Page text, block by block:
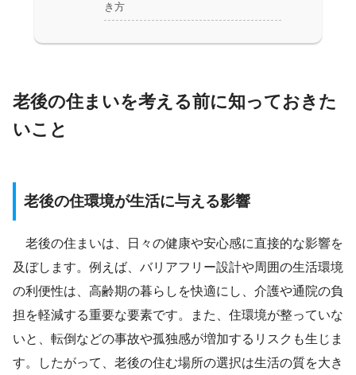
き方
老後の住まいを考える前に知っておきた
いこと
老後の住環境が生活に与える影響
老後の住まいは、日々の健康や安心感に直接的な影響を
及ぼします。例えば、バリアフリー設計や周囲の生活環境
の利便性は、高齢期の暮らしを快適にし、介護や通院の負
担を軽減する重要な要素です。また、住環境が整っていな
いと、転倒などの事故や孤独感が増加するリスクも生じま
す。したがって、老後の住む場所の選択は生活の質を大き